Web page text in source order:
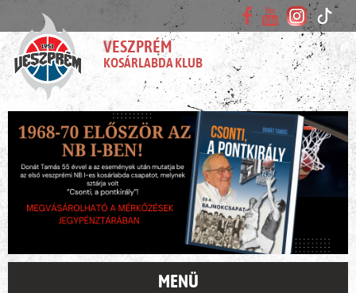
VESZPRÉM
KOSÁRLABDA KLUB
MENÜ